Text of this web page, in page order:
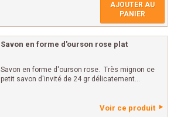
AJOUTER AU
PANIER
Savon en forme d'ourson rose plat
Savon en forme d'ourson rose. Très mignon ce
petit savon d'invité de 24 gr délicatement...
Voir ce produit